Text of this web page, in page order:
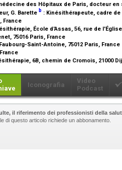
des Hôpitaux de Paris, docteur
, G. Barette b : Kinésithérapeute, cadre
France
École d'Assas, 56, rue de
75016 Paris, France
Saint-Antoine, 75012 Paris, France
6B, chemin de Cromois, 21000
Iconografia
Video
Podcast
il riferimento dei professionisti della
di questo articolo richiede un abbonamento.